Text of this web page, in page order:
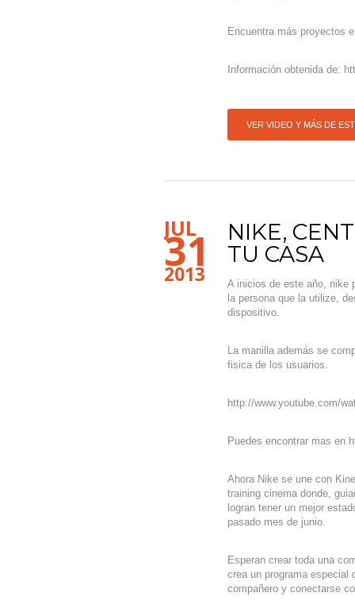
Encuentra más proyectos
Información obtenida de:
VER VIDEO Y MÁS DE
JUL
31
2013
NIKE,
TU CASA
A inicios de este año, nike
la persona que la utilize,
dispositivo.
La manilla además se
fisica de los usuarios.
http://www.youtube.com/
Puedes encontrar mas en
Ahora Nike se une con
training cinema donde,
logran tener un mejor
pasado mes de junio.
Esperan crear toda una
crea un programa especial
compañero y conectarse